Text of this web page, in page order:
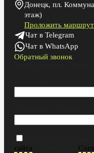
Донецк, пл.
этаж)
Проложить маршрут
Чат в Telegram
Чат в WhatsApp
Обратный звонок
сайта